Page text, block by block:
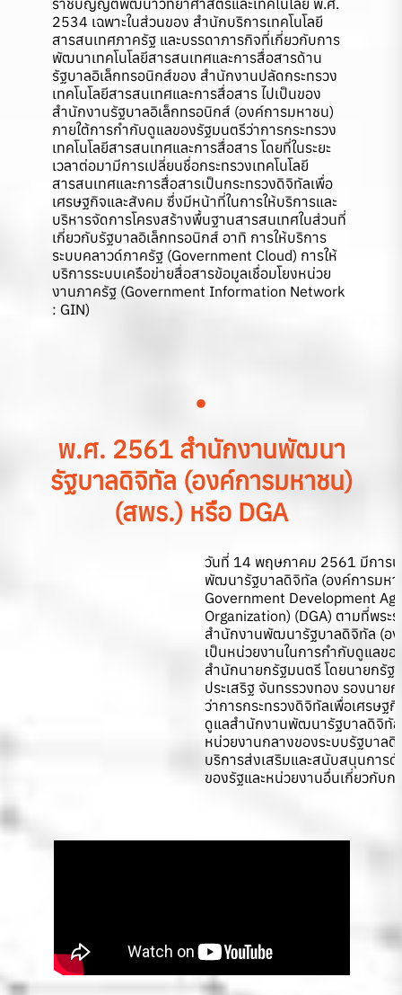
ราชบัญญัติพัฒนาวิทยาศาสตร์และเทคโนโลยี พ.ศ.
2534 เฉพาะในส่วนของ สำนักบริการเทคโนโลยี
สารสนเทศภาครัฐ และบรรดาภารกิจที่เกี่ยวกับการ
พัฒนาเทคโนโลยีสารสนเทศและการสื่อสารด้าน
รัฐบาลอิเล็กทรอนิกส์ของ สำนักงานปลัดกระทรวง
เทคโนโลยีสารสนเทศและการสื่อสาร ไปเป็นของ
สำนักงานรัฐบาลอิเล็กทรอนิกส์ (องค์การมหาชน)
ภายใต้การกำกับดูแลของรัฐมนตรีว่าการกระทรวง
เทคโนโลยีสารสนเทศและการสื่อสาร โดยที่ในระยะ
เวลาต่อมามีการเปลี่ยนชื่อกระทรวงเทคโนโลยี
สารสนเทศและการสื่อสารเป็นกระทรวงดิจิทัลเพื่อ
เศรษฐกิจและสังคม ซึ่งมีหน้าที่ในการให้บริการและ
บริหารจัดการโครงสร้างพื้นฐานสารสนเทศในส่วนที่
เกี่ยวกับรัฐบาลอิเล็กทรอนิกส์ อาทิ การให้บริการ
ระบบคลาวด์ภาครัฐ (Government Cloud) การให้
บริการระบบเครือข่ายสื่อสารข้อมูลเชื่อมโยงหน่วย
งานภาครัฐ (Government Information Network
: GIN)
พ.ศ. 2561 สำนักงานพัฒนา
รัฐบาลดิจิทัล (องค์การมหาชน)
(สพร.) หรือ DGA
วันที่ 14 พฤษภาคม 2561 มีการ
พัฒนารัฐบาลดิจิทัล (องค์การมห
Government Development
Organization) (DGA) ตามที่พระ
สำนักงานพัฒนารัฐบาลดิจิทัล (อ
เป็นหน่วยงานในการกำกับดูแลข
สำนักนายกรัฐมนตรี โดยนายกรัฐ
ประเสริฐ จันทรรวงทอง รองนาย
ว่าการกระทรวงดิจิทัลเพื่อเศรษฐ
ดูแลสำนักงานพัฒนารัฐบาลดิจิทัล
หน่วยงานกลางของระบบรัฐบาลดิ
บริการส่งเสริมและสนับสนุนการ
ของรัฐและหน่วยงานอื่นเกี่ยวกับ